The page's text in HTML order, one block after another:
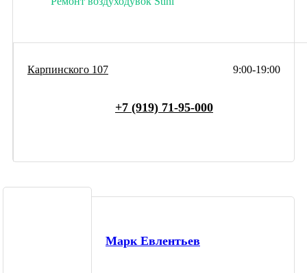
9:00-19:00
Карпинского 107
+7 (919) 71-95-000
Марк Евлентьев